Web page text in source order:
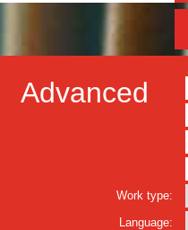
Advanced
Work type:
Language: